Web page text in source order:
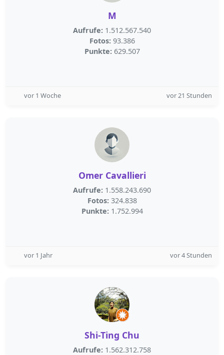
M
Aufrufe: 1.512.567.540
Fotos: 93.386
Punkte: 629.507
vor 1 Woche vor 21 Stunden
Omer Cavallieri
Aufrufe: 1.558.243.690
Fotos: 324.838
Punkte: 1.752.994
vor 1 Jahr vor 4 Stunden
Shi-Ting Chu
Aufrufe: 1.562.312.758